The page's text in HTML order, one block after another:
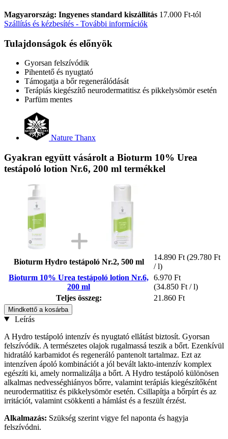
Magyarország: Ingyenes standard kiszállítás 17.000 Ft-tól
Szállítás és kézbesítés - További információk
Tulajdonságok és előnyök
Gyorsan felszívódik
Pihentető és nyugtató
Támogatja a bőr regenerálódását
Terápiás kiegészítő neurodermatitisz és pikkelysömör esetén
Parfüm mentes
Nature Thanx
Gyakran együtt vásárolt a Bioturm 10% Urea
testápoló lotion Nr.6, 200 ml termékkel
Bioturm Hydro testápoló Nr.2, 500 ml
14.890 Ft (29.780 Ft
/ l)
Bioturm 10% Urea testápoló lotion Nr.6,
200 ml
6.970 Ft
(34.850 Ft / l)
Teljes összeg:
21.860 Ft
Mindkettő a kosárba
Leírás
A Hydro testápoló intenzív és nyugtató ellátást biztosít. Gyorsan
felszívódik. A természetes olajok rugalmassá teszik a bőrt. Ezenkívül
hidratáló karbamidot és regeneráló pantenolt tartalmaz. Ezt az
intenzíven ápoló kombinációt a jól bevált lakto-intenzív komplex
egészíti ki, amely normalizálja a bőrt. A Hydro testápoló különösen
alkalmas nedvességhiányos bőrre, valamint terápiás kiegészítőként
neurodermatitisz és pikkelysömör esetén. Csillapítja a bőrpírt és az
irritációt, valamint csökkenti a hámlást és a feszült érzést.
Alkalmazás: Szükség szerint vigye fel naponta és hagyja
felszívódni.